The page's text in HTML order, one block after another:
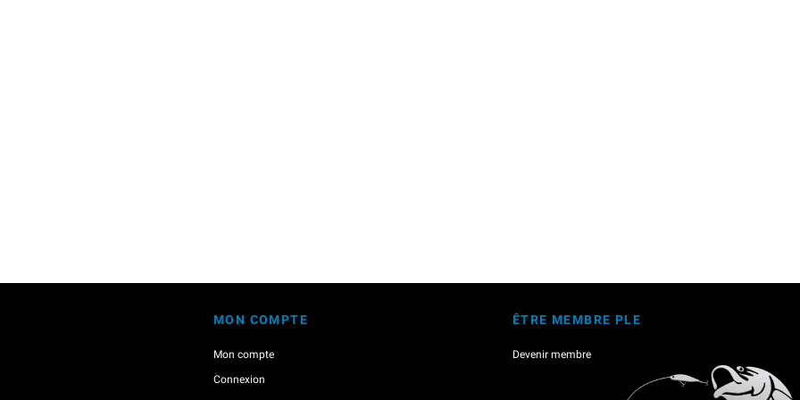
MON COMPTE
Mon compte
Connexion
ÊTRE MEMBRE PLE
Devenir membre